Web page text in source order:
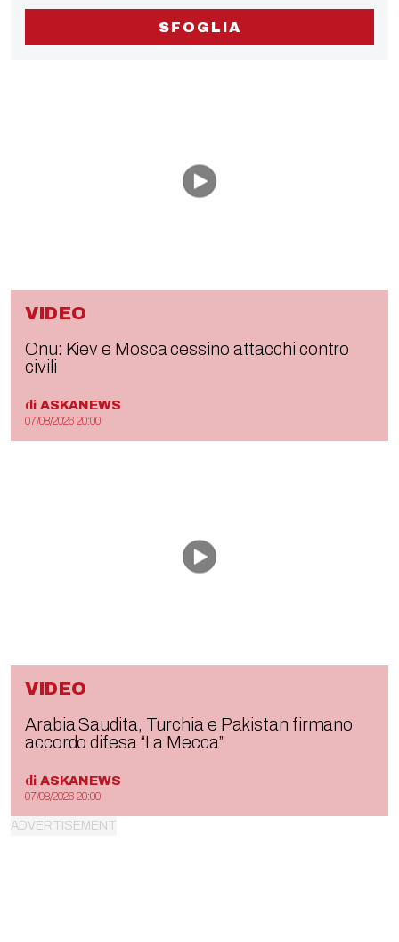
SFOGLIA
VIDEO
Onu: Kiev e Mosca cessino attacchi contro
civili
di ASKANEWS
07/08/2026 20:00
VIDEO
Arabia Saudita, Turchia e Pakistan firmano
accordo difesa “La Mecca”
di ASKANEWS
07/08/2026 20:00